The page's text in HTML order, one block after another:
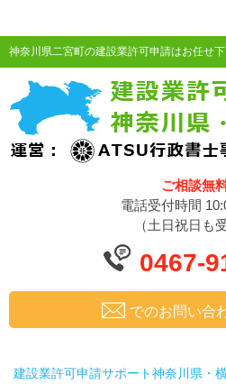
神奈川県二宮町の建設業許可申請はお任せ下
ご相談無
電話受付時間
（土日祝日も
0467-
でのお問い合
建設業許可申請サポート神奈川県・